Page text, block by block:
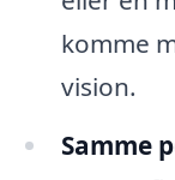
komme
vision.
Samme